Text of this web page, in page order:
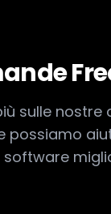
sulle nostre
possiamo
software